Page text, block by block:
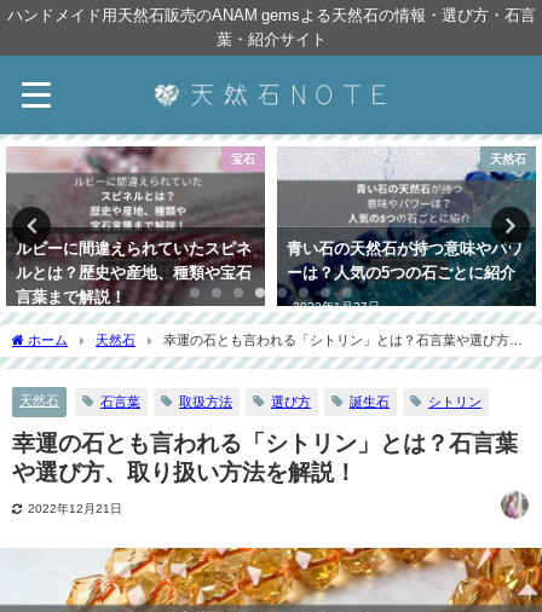
ハンドメイド用天然石販売のANAM gemsよる天然石の情報・選び方・石言
葉・紹介サイト
宝石
ルビーに間違えられていたスピネ
ルとは？歴史や産地、種類や宝石
言葉まで解説！
天然石
青い石の天然石が持つ意味やパワ
ーは？人気の5つの石ごとに紹介
2022年1月27日
ホーム 天然石
幸運の石とも言われる「シトリン」とは？石言葉や選び方、
取り扱い方法を解説！
天然石 石言葉 取扱方法 選び方 誕生石 シトリン
幸運の石とも言われる「シトリン」とは？石言葉
や選び方、取り扱い方法を解説！
2022年12月21日